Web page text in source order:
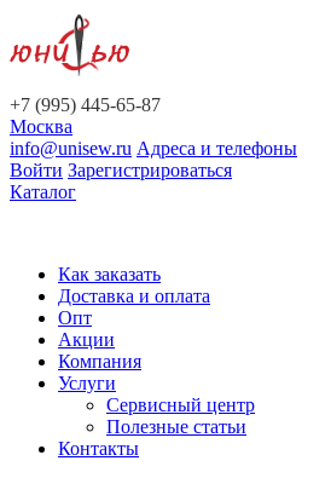
+7 (995) 445-65-87
Москва
info@unisew.ru Адреса и телефоны
Войти Зарегистрироваться
Каталог
Как заказать
Доставка и оплата
Опт
Акции
Компания
Услуги
Сервисный центр
Полезные статьи
Контакты